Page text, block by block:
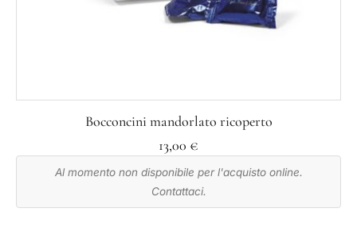
Bocconcini mandorlato ricoperto
13,00 €
Al momento non disponibile per l'acquisto online.
Contattaci.